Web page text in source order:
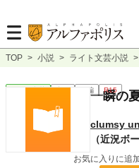
TOP > 小説 > ライト文芸小説 >
ライト文芸 完結 長編 R15
一瞬の
clumsy
（近況ボ
お気に入りに追